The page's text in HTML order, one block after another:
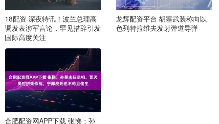
18配资 深夜特讯！波兰总理高
调发表涉军言论，罕见措辞引发
国际高度关注
龙辉配资平台 胡塞武装称向以
色列特拉维夫发射弹道导弹
合肥配资网APP下载 张悌：孙